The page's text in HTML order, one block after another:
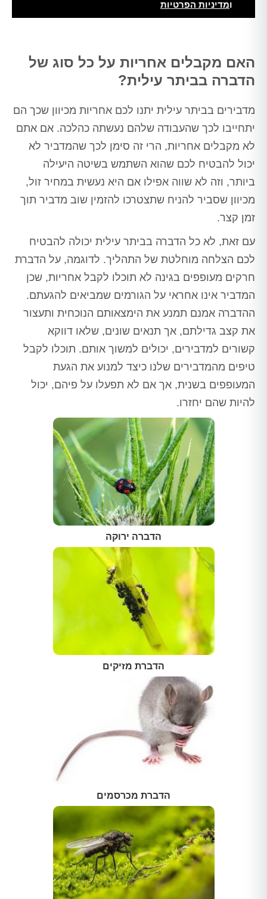
ומדיניות הפרטיות
האם מקבלים אחריות על כל סוג של
הדברה בביתר עילית?
מדבירים בביתר עילית יתנו לכם אחריות מכיוון שכך הם
יתחייבו לכך שהעבודה שלהם נעשתה כהלכה. אם אתם
לא מקבלים אחריות, הרי זה סימן לכך שהמדביר לא
יכול להבטיח לכם שהוא השתמש בשיטה היעילה
ביותר, וזה לא שווה אפילו אם היא נעשית במחיר זול,
מכיוון שסביר להניח שתצטרכו להזמין שוב מדביר תוך
זמן קצר.
עם זאת, לא כל הדברה בביתר עילית יכולה להבטיח
לכם הצלחה מוחלטת של התהליך. לדוגמה, על הדברת
חרקים מעופפים בגינה לא תוכלו לקבל אחריות, שכן
המדביר אינו אחראי על הגורמים שמביאים להגעתם.
ההדברה אמנם תמנע את הימצאותם הנוכחית ותעצור
את קצב גדילתם, אך תנאים שונים, שלאו דווקא
קשורים למדבירים, יכולים למשוך אותם. תוכלו לקבל
טיפים מהמדבירים שלנו כיצד למנוע את הגעת
המעופפים בשנית, אך אם לא תפעלו על פיהם, יכול
להיות שהם יחזרו.
הדברה ירוקה
הדברת מזיקים
הדברת מכרסמים